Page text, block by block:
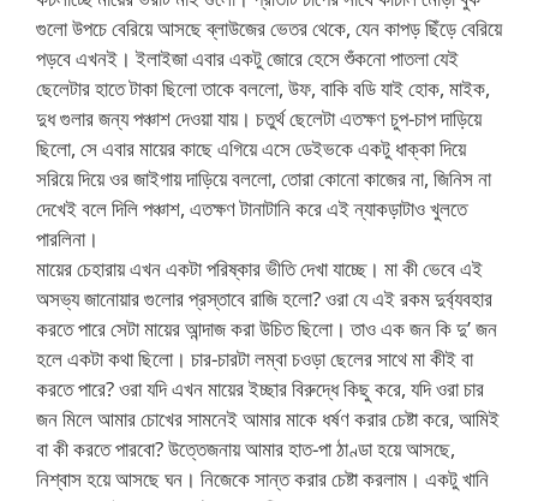
গুলো উপচে বেরিয়ে আসছে ব্লাউজের ভেতর থেকে, যেন কাপড় ছিঁড়ে বেরিয়ে
পড়বে এখনই। ইলাইজা এবার একটু জোরে হেসে শুঁকনো পাতলা যেই
ছেলেটার হাতে টাকা ছিলো তাকে বললো, উফ, বাকি বডি যাই হোক, মাইক,
দুধ গুলার জন্য পঞ্চাশ দেওয়া যায়। চতুর্থ ছেলেটা এতক্ষণ চুপ-চাপ দাড়িয়ে
ছিলো, সে এবার মায়ের কাছে এগিয়ে এসে ডেইভকে একটু ধাক্কা দিয়ে
সরিয়ে দিয়ে ওর জাইগায় দাড়িয়ে বললো, তোরা কোনো কাজের না, জিনিস না
দেখেই বলে দিলি পঞ্চাশ, এতক্ষণ টানাটানি করে এই ন্যাকড়াটাও খুলতে
পারলিনা।
মায়ের চেহারায় এখন একটা পরিষ্কার ভীতি দেখা যাচ্ছে। মা কী ভেবে এই
অসভ্য জানোয়ার গুলোর প্রস্তাবে রাজি হলো? ওরা যে এই রকম দুর্ব্যবহার
করতে পারে সেটা মায়ের আন্দাজ করা উচিত ছিলো। তাও এক জন কি দু’ জন
হলে একটা কথা ছিলো। চার-চারটা লম্বা চওড়া ছেলের সাথে মা কীই বা
করতে পারে? ওরা যদি এখন মায়ের ইচ্ছার বিরুদ্ধে কিছু করে, যদি ওরা চার
জন মিলে আমার চোখের সামনেই আমার মাকে ধর্ষণ করার চেষ্টা করে, আমিই
বা কী করতে পারবো? উত্তেজনায় আমার হাত-পা ঠাণ্ডা হয়ে আসছে,
নিশ্বাস হয়ে আসছে ঘন। নিজেকে সান্ত করার চেষ্টা করলাম। একটু খানি